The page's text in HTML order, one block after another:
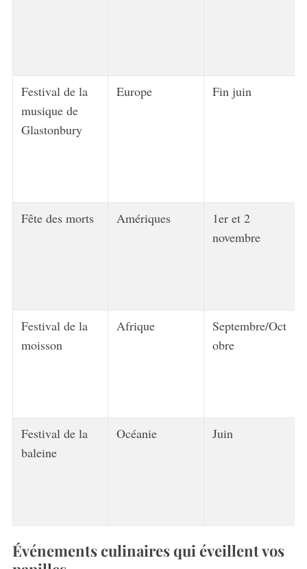
Festival de la
musique de
Glastonbury
Europe Fin juin
Fête des morts Amériques
1er et 2
novembre
Festival de la
moisson
Afrique
Septembre/Oct
obre
Festival de la
baleine
Océanie Juin
Événements culinaires qui éveillent vos